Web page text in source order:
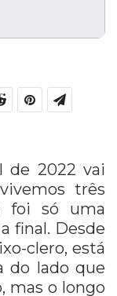
de 2022 vai
três
foi só uma
final. Desde
clero, está
do lado que
mas o longo